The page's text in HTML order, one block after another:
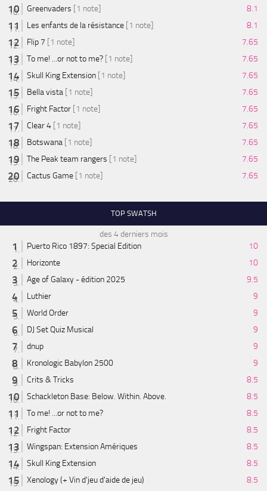
Greenvaders [1 note]
8.1
Les enfants de la résistance [1 note]
8.1
Flip 7 [1 note]
7.65
To me! ...or not to me? [1 note]
7.65
Skull King Extension [1 note]
7.65
Bella vista [1 note]
7.65
Fright Factor [1 note]
7.65
Clear 4 [1 note]
7.65
Botswana [1 note]
7.65
The Peak team rangers [1 note]
7.65
Cactus Game [1 note] 7.65
TOP SWATSH
des 4 derniers mois
Puerto Rico 1897: Special Edition
10
Horizonte
10
Age of Galaxy - édition 2025
9.5
Luthier
9
World Order
9
DJ Set Quiz Musical
9
dnup
9
Kronologic Babylon 2500
9
Crits & Tricks
8.5
Schackleton Base: Below. Within. Above.
8.5
To me! ...or not to me?
8.5
Fright Factor
8.5
Wingspan: Extension Amériques
8.5
Skull King Extension
8.5
Xenology (+ Vin d'jeu d'aide de jeu)
8.5